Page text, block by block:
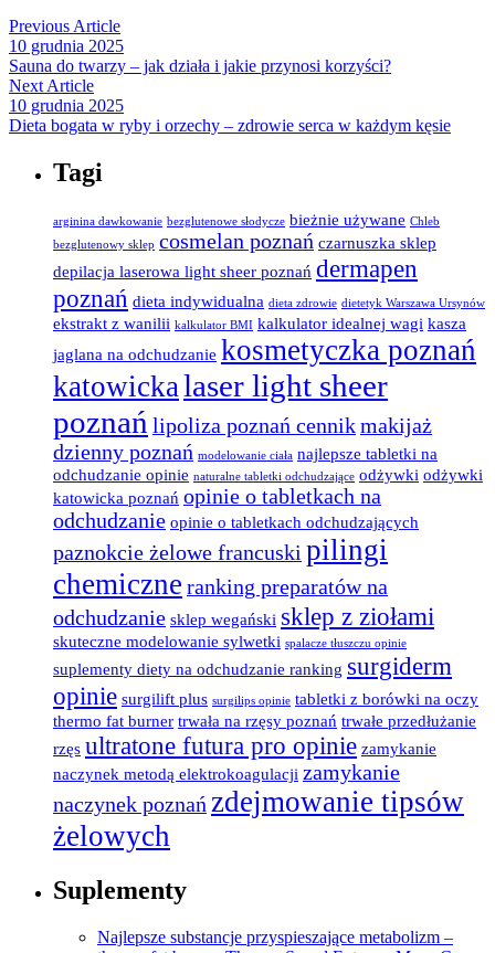
Previous Article
10 grudnia 2025
Sauna do twarzy – jak działa i jakie przynosi korzyści?
Next Article
10 grudnia 2025
Dieta bogata w ryby i orzechy – zdrowie serca w każdym kęsie
Tagi
arginina dawkowanie bezglutenowe słodycze bieżnie używane Chleb
bezglutenowy sklep cosmelan poznań czarnuszka sklep
depilacja laserowa light sheer poznań dermapen
poznań dieta indywidualna dieta zdrowie dietetyk Warszawa Ursynów
ekstrakt z wanilii kalkulator BMI kalkulator idealnej wagi kasza
jaglana na odchudzanie kosmetyczka poznań
katowickalaser light sheer
poznań lipoliza poznań cennikmakijaż
dzienny poznań modelowanie ciała najlepsze tabletki na
odchudzanie opinie naturalne tabletki odchudzające odżywki odżywki
katowicka poznań opinie o tabletkach na
odchudzanie opinie o tabletkach odchudzających
paznokcie żelowe francuski pilingi
chemiczne ranking preparatów na
odchudzanie sklep wegański sklep z ziołami
skuteczne modelowanie sylwetki spalacze tłuszczu opinie
suplementy diety na odchudzanie ranking surgiderm
opinie surgilift plus surgilips opinie tabletki z borówki na oczy
thermo fat burner trwała na rzęsy poznań trwałe przedłużanie
rzęs ultratone futura pro opinie zamykanie
naczynek metodą elektrokoagulacji zamykanie
naczynek poznań zdejmowanie tipsów
żelowych
Suplementy
Najlepsze substancje przyspieszające metabolizm –